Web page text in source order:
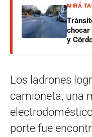
MIRÁ
chocar
y
Los ladrones
camioneta, una
porte fue